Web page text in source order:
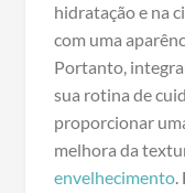
hidratação e na
com uma
Portanto,
sua rotina de
proporcionar
melhora da
envelhecimento.